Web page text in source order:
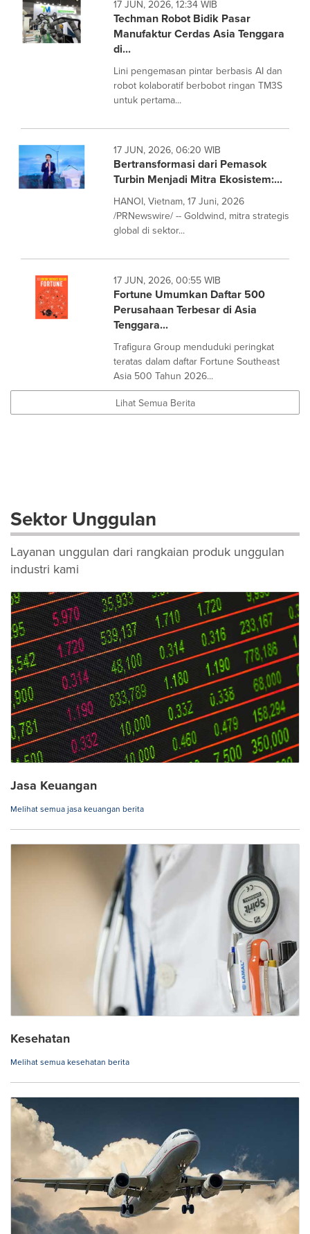
17 JUN, 2026, 12:34 WIB
Techman Robot Bidik Pasar
Manufaktur Cerdas Asia Tenggara
di...
Lini pengemasan pintar berbasis AI dan
robot kolaboratif berbobot ringan TM3S
untuk pertama...
17 JUN, 2026, 06:20 WIB
Bertransformasi dari Pemasok
Turbin Menjadi Mitra Ekosistem:...
HANOI, Vietnam, 17 Juni, 2026
/PRNewswire/ -- Goldwind, mitra strategis
global di sektor...
17 JUN, 2026, 00:55 WIB
Fortune Umumkan Daftar 500
Perusahaan Terbesar di Asia
Tenggara...
Trafigura Group menduduki peringkat
teratas dalam daftar Fortune Southeast
Asia 500 Tahun 2026...
Lihat Semua Berita
Sektor Unggulan
Layanan unggulan dari rangkaian produk unggulan
industri kami
Jasa Keuangan
Melihat semua jasa keuangan berita
Kesehatan
Melihat semua kesehatan berita